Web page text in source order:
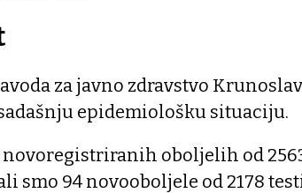
za javno zdravstvo
epidemiološku situaciju.
novoregistriranih oboljelih od
smo 94 novooboljele od 2178